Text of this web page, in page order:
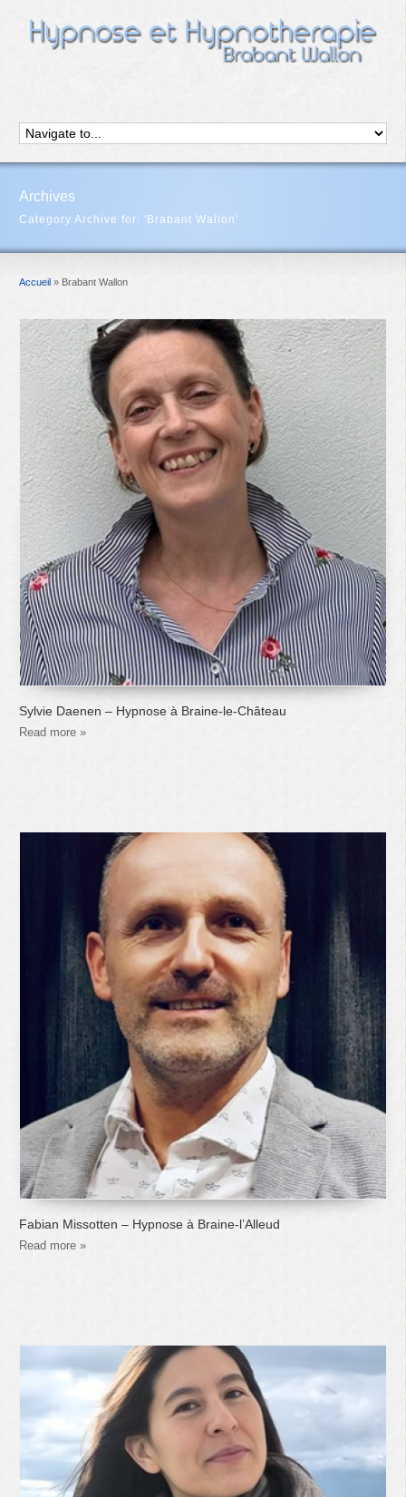
Archives
Category Archive for: 'Brabant Wallon'
Accueil » Brabant Wallon
Sylvie Daenen – Hypnose à Braine-le-Château
Read more »
Fabian Missotten – Hypnose à Braine-l’Alleud
Read more »